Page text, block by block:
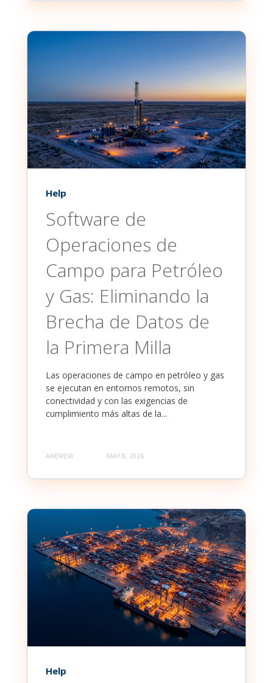
Help
Software de
Operaciones de
Campo para Petróleo
y Gas: Eliminando la
Brecha de Datos de
la Primera Milla
Las operaciones de campo en petróleo y gas
se ejecutan en entornos remotos, sin
conectividad y con las exigencias de
cumplimiento más altas de la...
ANDREW MAY 8, 2026
Help